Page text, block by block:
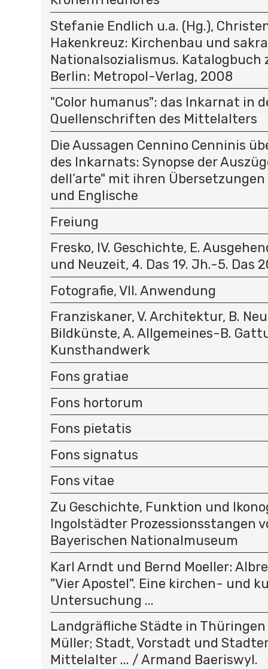
Stefanie Endlich u.a. (Hg.),
Hakenkreuz: Kirchenbau und
Nationalsozialismus. Katalogbuch
Berlin: Metropol-Verlag, 2008
"Color humanus": das Inkarnat in
Quellenschriften des Mittelalters
Die Aussagen Cennino Cenninis
des Inkarnats: Synopse der
dell’arte" mit ihren
und Englische
Freiung
Fresko, IV. Geschichte, E.
und Neuzeit, 4. Das 19. Jh.-5. Das
Fotografie, VII. Anwendung
Franziskaner, V. Architektur, B.
Bildkünste, A. Allgemeines-B.
Kunsthandwerk
Fons gratiae
Fons hortorum
Fons pietatis
Fons signatus
Fons vitae
Zu Geschichte, Funktion und
Ingolstädter Prozessionsstangen
Bayerischen Nationalmuseum
Karl Arndt und Bernd Moeller:
"Vier Apostel". Eine kirchen- und
Untersuchung ...
Landgräfliche Städte in
Müller; Stadt, Vorstadt und
Mittelalter ... / Armand Baeriswyl.